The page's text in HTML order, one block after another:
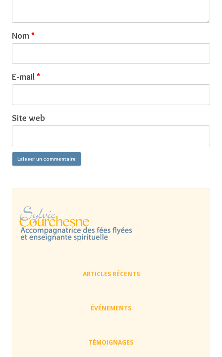
Nom*
E-mail*
Site web
ARTICLES RÉCENTS
ÉVÉNEMENTS
TÉMOIGNAGES